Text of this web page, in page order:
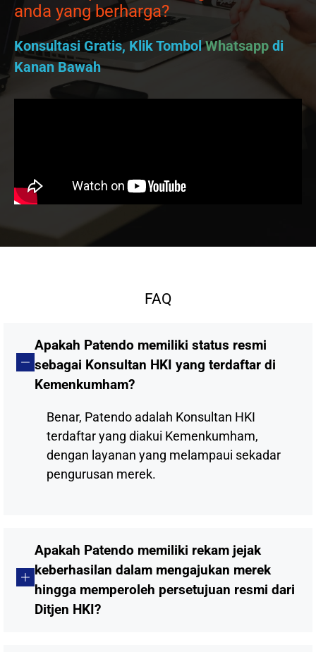
anda yang berharga?
Konsultasi Gratis, Klik TombolWhatsapp di
Kanan Bawah
FAQ
Apakah Patendo memiliki status resmi
sebagai Konsultan HKI yang terdaftar di
Kemenkumham?
Benar, Patendo adalah Konsultan HKI
terdaftar yang diakui Kemenkumham,
dengan layanan yang melampaui sekadar
pengurusan merek.
Apakah Patendo memiliki rekam jejak
keberhasilan dalam mengajukan merek
hingga memperoleh persetujuan resmi dari
Ditjen HKI?